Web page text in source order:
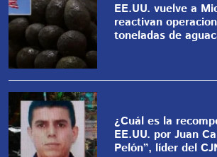
EE.UU. vuelve a
reactivan
toneladas de
¿Cuál es la
EE.UU. por Juan
Pelón”, líder del